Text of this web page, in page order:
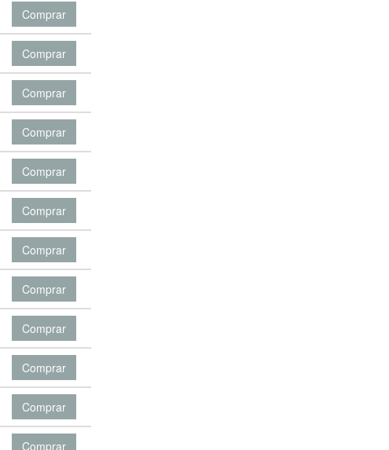
Comprar
Comprar
Comprar
Comprar
Comprar
Comprar
Comprar
Comprar
Comprar
Comprar
Comprar
Comprar